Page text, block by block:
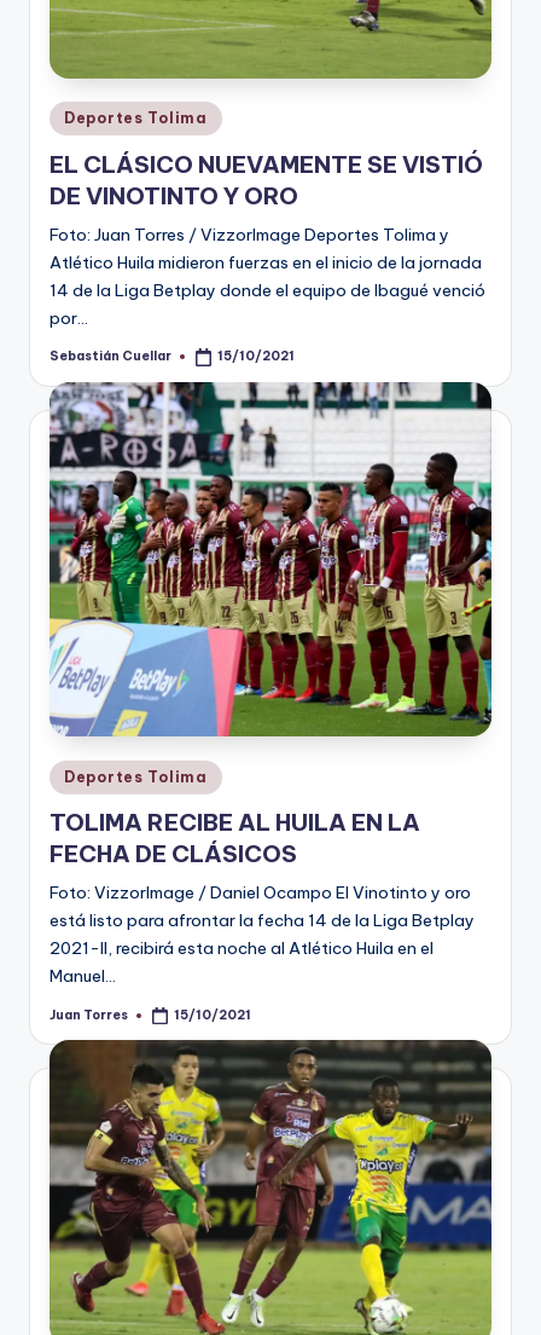
Publicado
en
Deportes Tolima
EL CLÁSICO NUEVAMENTE SE VISTIÓ
DE VINOTINTO Y ORO
Foto: Juan Torres / VizzorImage Deportes Tolima y
Atlético Huila midieron fuerzas en el inicio de la jornada
14 de la Liga Betplay donde el equipo de Ibagué venció
por…
Publicado
Sebastián Cuellar 15/10/2021
Publicado
en
Deportes Tolima
TOLIMA RECIBE AL HUILA EN LA
FECHA DE CLÁSICOS
Foto: VizzorImage / Daniel Ocampo El Vinotinto y oro
está listo para afrontar la fecha 14 de la Liga Betplay
2021-II, recibirá esta noche al Atlético Huila en el
Manuel…
Publicado
Juan Torres 15/10/2021